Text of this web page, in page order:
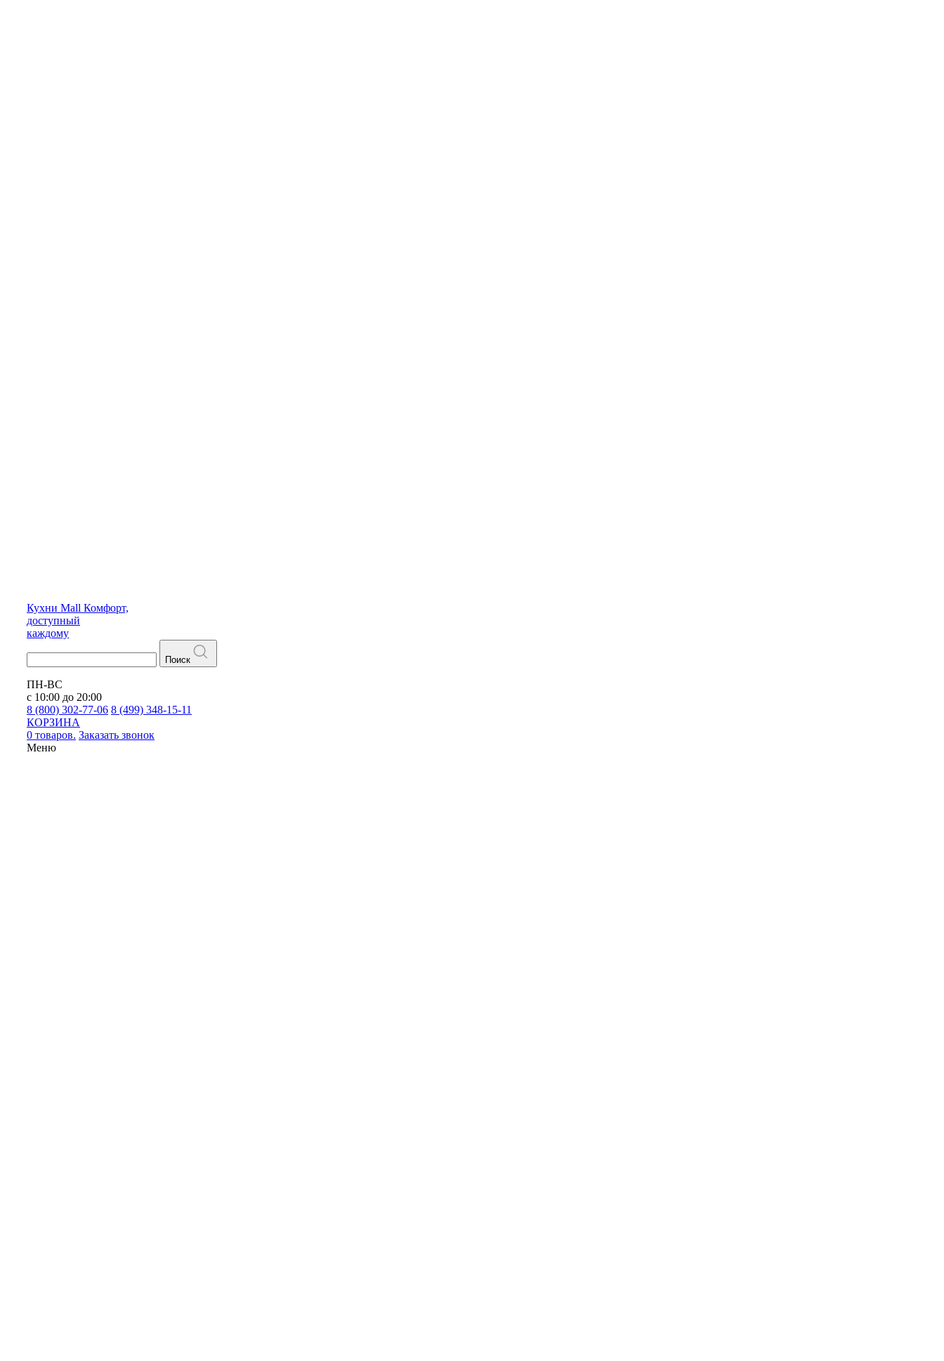
Кухни Mall Комфорт,
доступный
каждому
Поиск
ПН-ВС
с 10:00 до 20:00
8 (800) 302-77-06 8 (499) 348-15-11
КОРЗИНА
0 товаров. Заказать звонок
Меню